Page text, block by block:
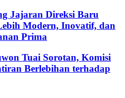
Jajaran Direksi Baru
Modern, Inovatif, dan
Prima
Tuai Sorotan, Komisi
Berlebihan terhadap